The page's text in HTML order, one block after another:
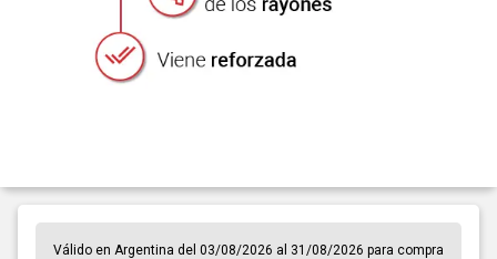
Válido en Argentina del 03/08/2026 al 31/08/2026 para compra